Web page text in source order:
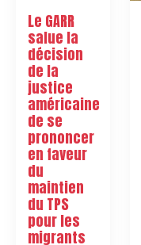
Le GARR
salue la
décision
de la
justice
américaine
de se
prononcer
en faveur
du
maintien
du TPS
pour les
migrants